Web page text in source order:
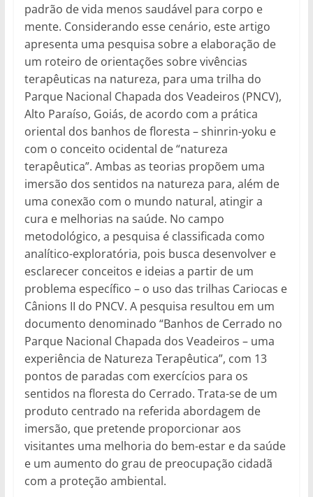
padrão de vida menos saudável para corpo e
mente. Considerando esse cenário, este artigo
apresenta uma pesquisa sobre a elaboração de
um roteiro de orientações sobre vivências
terapêuticas na natureza, para uma trilha do
Parque Nacional Chapada dos Veadeiros (PNCV),
Alto Paraíso, Goiás, de acordo com a prática
oriental dos banhos de floresta – shinrin-yoku e
com o conceito ocidental de “natureza
terapêutica”. Ambas as teorias propõem uma
imersão dos sentidos na natureza para, além de
uma conexão com o mundo natural, atingir a
cura e melhorias na saúde. No campo
metodológico, a pesquisa é classificada como
analítico-exploratória, pois busca desenvolver e
esclarecer conceitos e ideias a partir de um
problema específico – o uso das trilhas Cariocas e
Cânions II do PNCV. A pesquisa resultou em um
documento denominado “Banhos de Cerrado no
Parque Nacional Chapada dos Veadeiros – uma
experiência de Natureza Terapêutica”, com 13
pontos de paradas com exercícios para os
sentidos na floresta do Cerrado. Trata-se de um
produto centrado na referida abordagem de
imersão, que pretende proporcionar aos
visitantes uma melhoria do bem-estar e da saúde
e um aumento do grau de preocupação cidadã
com a proteção ambiental.